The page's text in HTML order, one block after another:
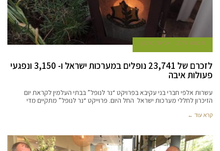
8 במאי 2019 אביעד ברטוב
לזכרם של 23,741 נופלים במערכות ישראל ו- 3,150 ונפגעי
פעולות איבה
עשרות אלפי חברי בני עקיבא בפרויקט “נר לנופל” בבתי העלמין לקראת יום
הזיכרון לחללי מערכות ישראל החל היום. פרוייקט “נר לנופל” מתקיים מדי
קרא עוד ←